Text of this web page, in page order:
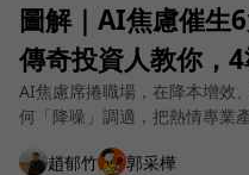
圖解｜AI焦慮催生
傳奇投資人教你，
AI焦慮席捲職場，在降本增效
何「降噪」調適，把熱情專業
趙郁竹 郭采樺